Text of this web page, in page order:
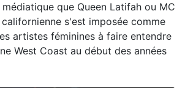
que Queen Latifah ou MC
s'est imposée comme
artistes féminines à faire entendre
West Coast au début des années